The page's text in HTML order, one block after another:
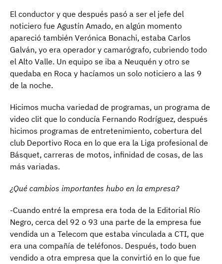
El conductor y que después pasó a ser el jefe del
noticiero fue Agustín Amado, en algún momento
apareció también Verónica Bonachi, estaba Carlos
Galván, yo era operador y camarógrafo, cubriendo todo
el Alto Valle. Un equipo se iba a Neuquén y otro se
quedaba en Roca y hacíamos un solo noticiero a las 9
de la noche.
Hicimos mucha variedad de programas, un programa de
video clit que lo conducía Fernando Rodríguez, después
hicimos programas de entretenimiento, cobertura del
club Deportivo Roca en lo que era la Liga profesional de
Básquet, carreras de motos, infinidad de cosas, de las
más variadas.
¿Qué cambios importantes hubo en la empresa?
-Cuando entré la empresa era toda de la Editorial Río
Negro, cerca del 92 o 93 una parte de la empresa fue
vendida un a Telecom que estaba vinculada a CTI, que
era una compañía de teléfonos. Después, todo buen
vendido a otra empresa que la convirtió en lo que fue